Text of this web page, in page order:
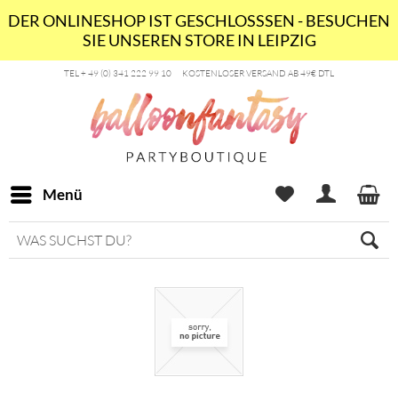
DER ONLINESHOP IST GESCHLOSSSEN - BESUCHEN
SIE UNSEREN STORE IN LEIPZIG
TEL + 49 (0) 341 222 99 10 KOSTENLOSER VERSAND AB 49€ DTL
Menü